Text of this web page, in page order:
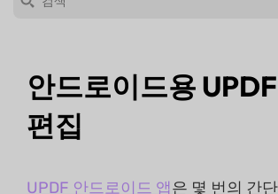
안드로이드용
편집
UPDF 안드로이드 앱은 몇 번의 간